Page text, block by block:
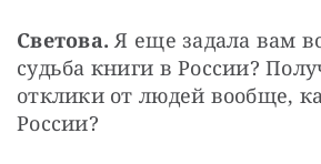
Светова. Я еще задала вам
судьба книги в России?
отклики от людей вообще,
России?